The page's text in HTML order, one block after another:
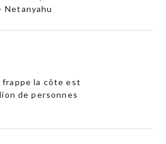
Netanyahu
la côte est
de personnes